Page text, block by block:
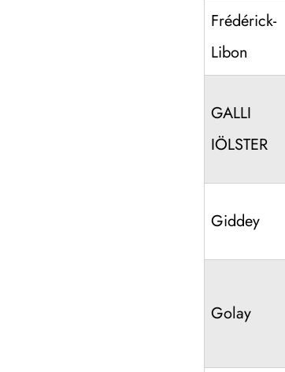
Frédérick-
Libon
GALLI
IÖLSTER
Giddey
Golay